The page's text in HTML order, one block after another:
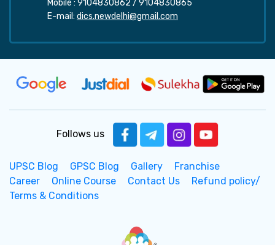
Mobile : 9104830862 / 9104830865
E-mail: dics.newdelhi@gmail.com
Follows us
UPSC Blog GPSC Blog Gallery
Franchise
Career
Online Course Contact Us
Refund policy/
Terms & Conditions